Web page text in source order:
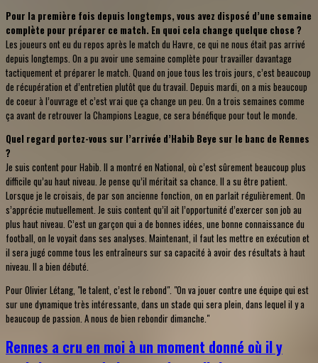
Pour la première fois depuis longtemps, vous avez disposé d’une semaine
complète pour préparer ce match. En quoi cela change quelque chose ?
Les joueurs ont eu du repos après le match du Havre, ce qui ne nous était pas arrivé
depuis longtemps. On a pu avoir une semaine complète pour travailler davantage
tactiquement et préparer le match. Quand on joue tous les trois jours, c’est beaucoup
de récupération et d’entretien plutôt que du travail. Depuis mardi, on a mis beaucoup
de coeur à l’ouvrage et c’est vrai que ça change un peu. On a trois semaines comme
ça avant de retrouver la Champions League, ce sera bénéfique pour tout le monde.
Quel regard portez-vous sur l’arrivée d’Habib Beye sur le banc de Rennes
?
Je suis content pour Habib. Il a montré en National, où c’est sûrement beaucoup plus
difficile qu’au haut niveau. Je pense qu’il méritait sa chance. Il a su être patient.
Lorsque je le croisais, de par son ancienne fonction, on en parlait régulièrement. On
s’apprécie mutuellement. Je suis content qu’il ait l’opportunité d’exercer son job au
plus haut niveau. C’est un garçon qui a de bonnes idées, une bonne connaissance du
football, on le voyait dans ses analyses. Maintenant, il faut les mettre en exécution et
il sera jugé comme tous les entraîneurs sur sa capacité à avoir des résultats à haut
niveau. Il a bien débuté.
Pour Olivier Létang, "le talent, c’est le rebond". "On va jouer contre une équipe qui est
sur une dynamique très intéressante, dans un stade qui sera plein, dans lequel il y a
beaucoup de passion. A nous de bien rebondir dimanche."
Rennes a cru en moi à un moment donné où il y